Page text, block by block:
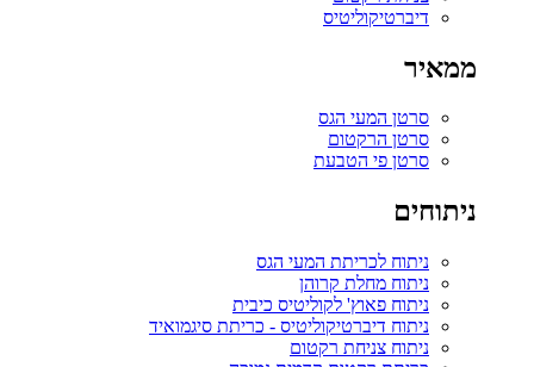
דיברטיקוליטיס
ממאיר
סרטן המעי הגס
סרטן הרקטום
סרטן פי הטבעת
ניתוחים
ניתוח לכריתת המעי הגס
ניתוח מחלת קרוהן
ניתוח פאוץ' לקוליטיס כיבית
ניתוח דיברטיקוליטיס - כריתת סיגמואיד
ניתוח צניחת רקטום